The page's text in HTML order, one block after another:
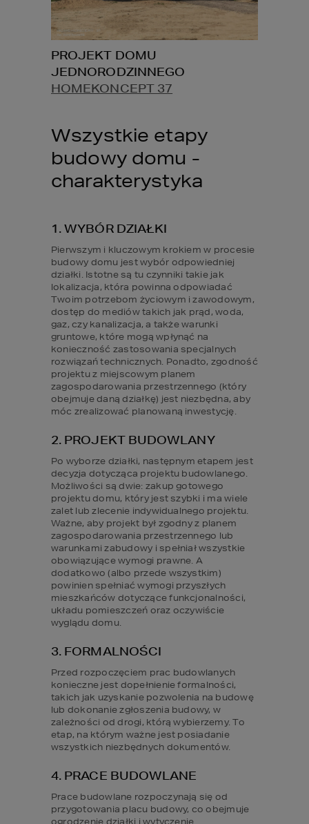
PROJEKT DOMU
HOMEKONCEPT 37
Wszystkie etapy
budowy domu -
charakterystyka
1. WYBÓR DZIAŁKI
Pierwszym i kluczowym krokiem w procesie
budowy domu jest wybór odpowiedniej
działki. Istotne są tu czynniki takie jak
lokalizacja, która powinna odpowiadać
Twoim potrzebom życiowym i zawodowym,
dostęp do mediów takich jak prąd, woda,
gaz, czy kanalizacja, a także warunki
gruntowe, które mogą wpłynąć na
konieczność zastosowania specjalnych
rozwiązań technicznych. Ponadto, zgodność
projektu z miejscowym planem
zagospodarowania przestrzennego (który
obejmuje daną działkę) jest niezbędna, aby
móc zrealizować planowaną inwestycję.
2. PROJEKT BUDOWLANY
Po wyborze działki, następnym etapem jest
decyzja dotycząca projektu budowlanego.
Możliwości są dwie: zakup gotowego
projektu domu, który jest szybki i ma wiele
zalet lub zlecenie indywidualnego projektu.
Ważne, aby projekt był zgodny z planem
zagospodarowania przestrzennego lub
warunkami zabudowy i spełniał wszystkie
obowiązujące wymogi prawne. A
dodatkowo (albo przede wszystkim)
powinien spełniać wymogi przyszłych
mieszkańców dotyczące funkcjonalności,
układu pomieszczeń oraz oczywiście
wyglądu domu.
3. FORMALNOŚCI
Przed rozpoczęciem prac budowlanych
konieczne jest dopełnienie formalności,
takich jak uzyskanie pozwolenia na budowę
lub dokonanie zgłoszenia budowy, w
zależności od drogi, którą wybierzemy. To
etap, na którym ważne jest posiadanie
wszystkich niezbędnych dokumentów.
4. PRACE BUDOWLANE
Prace budowlane rozpoczynają się od
przygotowania placu budowy, co obejmuje
ogrodzenie działki i wytyczenie